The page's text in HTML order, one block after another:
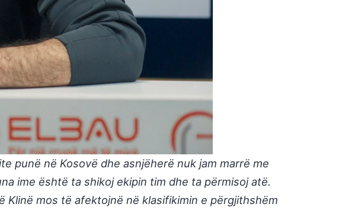
punë në Kosovë dhe asnjëherë nuk jam marrë me
ime është ta shikoj ekipin tim dhe ta përmisoj atë.
Klinë mos të afektojnë në klasifikimin e përgjithshëm